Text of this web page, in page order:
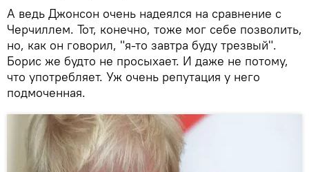
А ведь Джонсон очень надеялся на сравнение с
Черчиллем. Тот, конечно, тоже мог себе позволить,
но, как он говорил, "я-то завтра буду трезвый".
Борис же будто не просыхает. И даже не потому,
что употребляет. Уж очень репутация у него
подмоченная.